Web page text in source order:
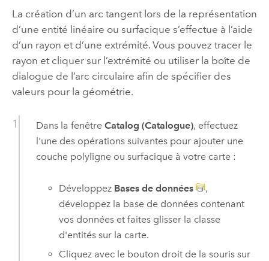
La création d’un arc tangent lors de la représentation
d’une entité linéaire ou surfacique s’effectue à l’aide
d’un rayon et d’une extrémité. Vous pouvez tracer le
rayon et cliquer sur l’extrémité ou utiliser la boîte de
dialogue de l’arc circulaire afin de spécifier des
valeurs pour la géométrie.
Dans la fenêtre Catalog (Catalogue), effectuez
l'une des opérations suivantes pour ajouter une
couche polyligne ou surfacique à votre carte :
Développez Bases de données
,
développez la base de données contenant
vos données et faites glisser la classe
d'entités sur la carte.
Cliquez avec le bouton droit de la souris sur